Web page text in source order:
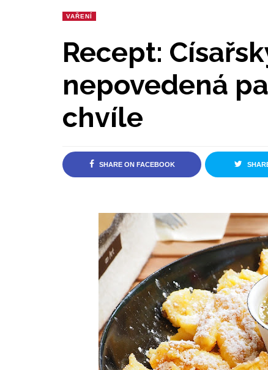
VAŘENÍ
Recept:
nepovedená
chvíle
SHARE ON FACEBOOK